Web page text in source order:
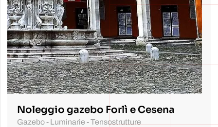
Noleggio gazebo Forlì e Cesena
Gazebo - Luminarie - Tensostrutture